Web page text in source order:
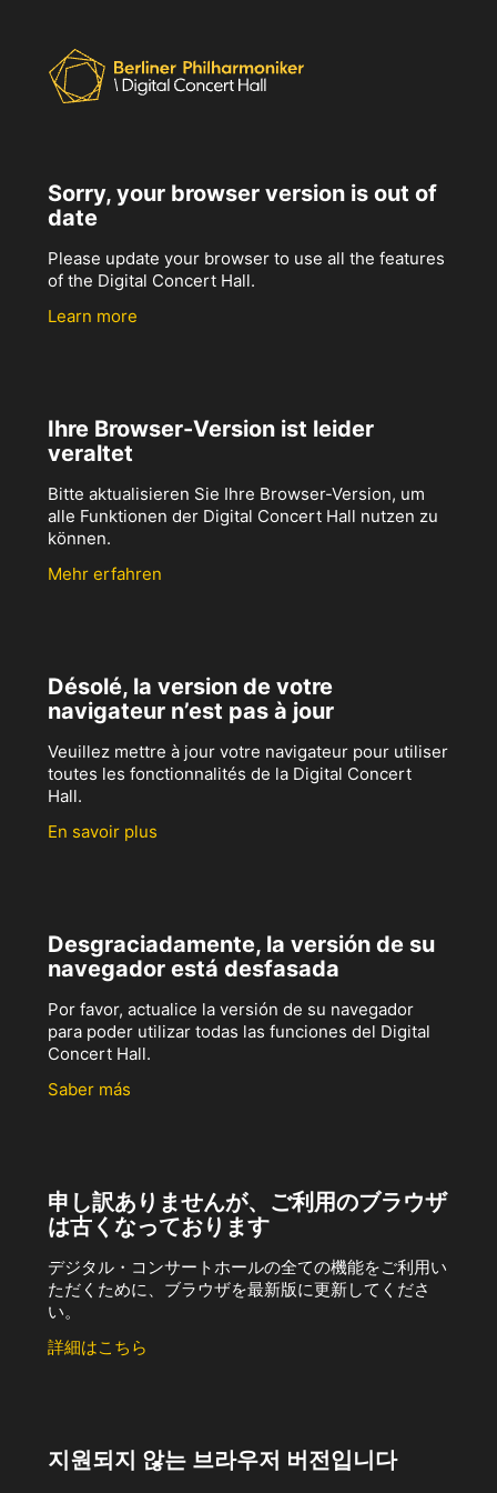
Sorry, your browser version is out of
date
Please update your browser to use all the features
of the Digital Concert Hall.
Learn more
Ihre Browser-Version ist leider
veraltet
Bitte aktualisieren Sie Ihre Browser-Version, um
alle Funktionen der Digital Concert Hall nutzen zu
können.
Mehr erfahren
Désolé, la version de votre
navigateur n’est pas à jour
Veuillez mettre à jour votre navigateur pour utiliser
toutes les fonctionnalités de la Digital Concert
Hall.
En savoir plus
Desgraciadamente, la versión de su
navegador está desfasada
Por favor, actualice la versión de su navegador
para poder utilizar todas las funciones del Digital
Concert Hall.
Saber más
申し訳ありませんが、ご利用のブラウザ
は古くなっております
デジタル・コンサートホールの全ての機能をご利用い
ただくために、ブラウザを最新版に更新してくださ
い。
詳細はこちら
지원되지 않는 브라우저 버전입니다